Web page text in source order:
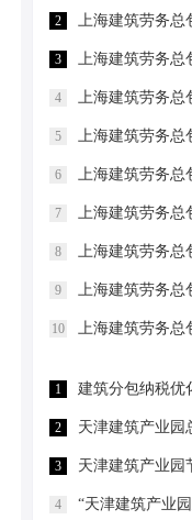
2 上海建筑劳务总包免费办理？揭秘节税新
3 上海建筑劳务总包免费代办？节税秘籍
4 上海建筑劳务总包全攻略！节税妙招大揭秘
5 上海建筑劳务总包节税妙招大揭秘！老板必看
6 上海建筑劳务总包怎么办理
7 上海建筑劳务总包怎么筹划
8 上海建筑劳务总包怎么省税：一场老板与财税
9 上海建筑劳务总包如何节税？老板们看过来，这两招
10 上海建筑劳务总包如何优化税收：节税小妙招助
1 建筑分包纳税优化，上海企业如何
2 天津建筑产业园总包资质节税，妙招连连看
3 天津建筑产业园节税新招，省钱大法好嗨哟
4 “天津建筑产业园总包资质办理”轻松get，关键